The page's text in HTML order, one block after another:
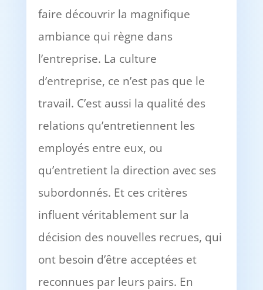
faire découvrir la magnifique
ambiance qui règne dans
l’entreprise. La culture
d’entreprise, ce n’est pas que le
travail. C’est aussi la qualité des
relations qu’entretiennent les
employés entre eux, ou
qu’entretient la direction avec ses
subordonnés. Et ces critères
influent véritablement sur la
décision des nouvelles recrues, qui
ont besoin d’être acceptées et
reconnues par leurs pairs. En